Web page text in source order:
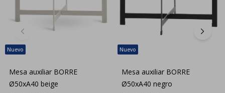
Mesa auxiliar BORRE
Ø50xA40 beige
Mesa auxiliar BORRE
Ø50xA40 negro